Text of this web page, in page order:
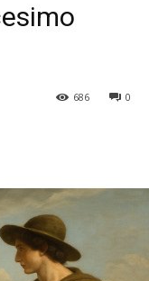
0
686